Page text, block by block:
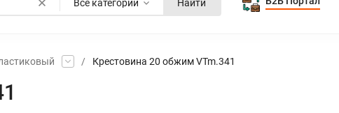
Все категории Найти
/ Крестовина 20 обжим VTm.341